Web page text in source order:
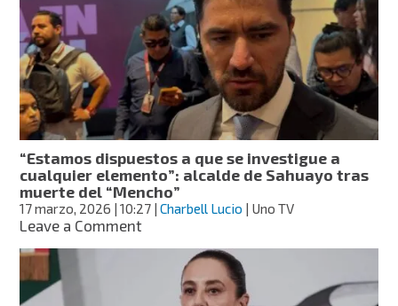
“Mencho”,
experto
advierte
una
nueva
generación
del
narco
“Estamos dispuestos a que se investigue a
cualquier elemento”: alcalde de Sahuayo tras
muerte del “Mencho”
17 marzo, 2026 | 10:27 |Charbell Lucio | Uno TV
Leave a Commenton
dispuestos